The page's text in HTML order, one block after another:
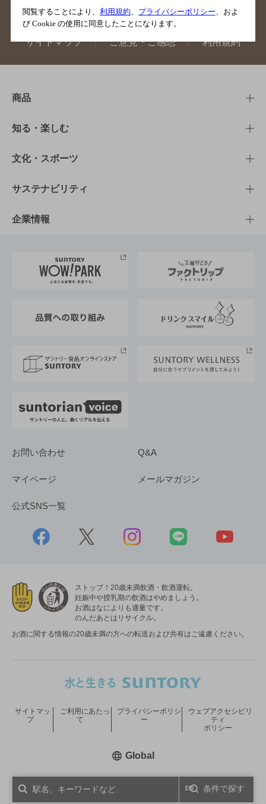
サイトマップ ご意見・ご感想 利用規約
条件で探す
商品
商品TOP
商品一覧
商品発売情報
栄養成分一覧
知る・楽しむ
知る・楽しむTOP
キャンペーン
工場見学
地域情報
文化・スポーツ
文化・スポーツTOP
サントリーホール
サントリーサンバーズ大阪
サステナビリティ
サステナビリティTOP
サントリーが考えるサステナビリティ経営
企業情報
企業概要
採用情報
お問い合わせ Q&A
マイページ メールマガジン
公式SNS一覧
ストップ！20歳未満飲酒・飲酒運転。
妊娠中や授乳期の飲酒はやめましょう。
お酒はなによりも適量です。
のんだあとはリサイクル。
お酒に関する情報の20歳未満の方への転送および共有はご遠慮ください。
COPYRIGHT © SUNTORY HOLDINGS LIMITED.
サイトマッ
プ
ご利用にあたっ
て
プライバシーポリシ
ー
ウェブアクセシビリ
ティ
ポリシー
Global新しいウィンドウで開く
閲覧することにより、 利用規約 プライバシーポリシー 、およ
び Cookie の使用に同意したことになります。